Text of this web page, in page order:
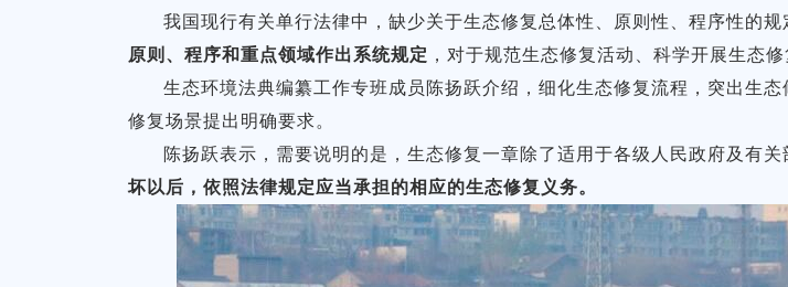
我国现行有关单行法律中，缺少关于生态修复总体性、原则性、程序性的
原则、程序和重点领域作出系统规定 ，对于规范生态修复活动、科学开展生态修
生态环境法典编纂工作专班成员陈扬跃介绍，细化生态修复流程，突出生
修复场景提出明确要求。
陈扬跃表示，需要说明的是，生态修复一章除了适用于各级人民政府及有
坏以后，依照法律规定应当承担的相应的生态修复义务。